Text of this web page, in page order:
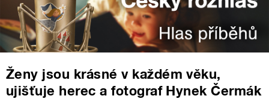
Ženy jsou krásné v každém věku,
ujišťuje herec a fotograf Hynek Čermák